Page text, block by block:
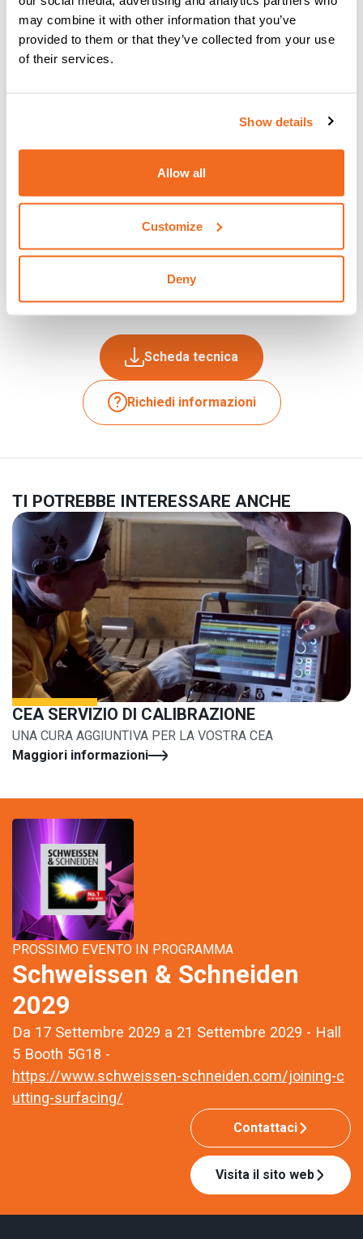
may combine it with other information that you’ve
provided to them or that they’ve collected from your use
of their services.
Show details
Allow all
Customize
Deny
CE del prodotto finito.
Acquistando le WPS CEA, l’acquirente accetta tutto ciò che
è contenuto in questo documento.
Scheda tecnica
Richiedi informazioni
TI POTREBBE INTERESSARE ANCHE
CEA SERVIZIO DI CALIBRAZIONE
UNA CURA AGGIUNTIVA PER LA VOSTRA CEA
Maggiori informazioni
PROSSIMO EVENTO IN PROGRAMMA
Schweissen & Schneiden
2029
Da 17 Settembre 2029 a 21 Settembre 2029 - Hall
5 Booth 5G18 -
https://www.schweissen-schneiden.com/joining-c
utting-surfacing/
Contattaci
Visita il sito web